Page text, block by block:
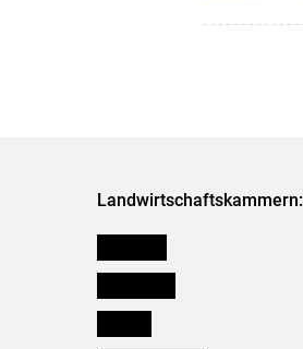
Landwirtschaftskammern: